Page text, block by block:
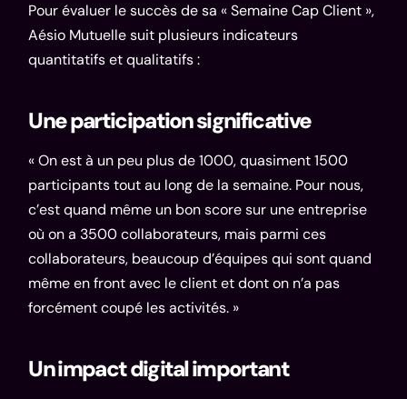
Pour évaluer le succès de sa « Semaine Cap Client »,
Aésio Mutuelle suit plusieurs indicateurs
quantitatifs et qualitatifs :
Une participation significative
« On est à un peu plus de 1000, quasiment 1500
participants tout au long de la semaine. Pour nous,
c’est quand même un bon score sur une entreprise
où on a 3500 collaborateurs, mais parmi ces
collaborateurs, beaucoup d’équipes qui sont quand
même en front avec le client et dont on n’a pas
forcément coupé les activités. »
Un impact digital important